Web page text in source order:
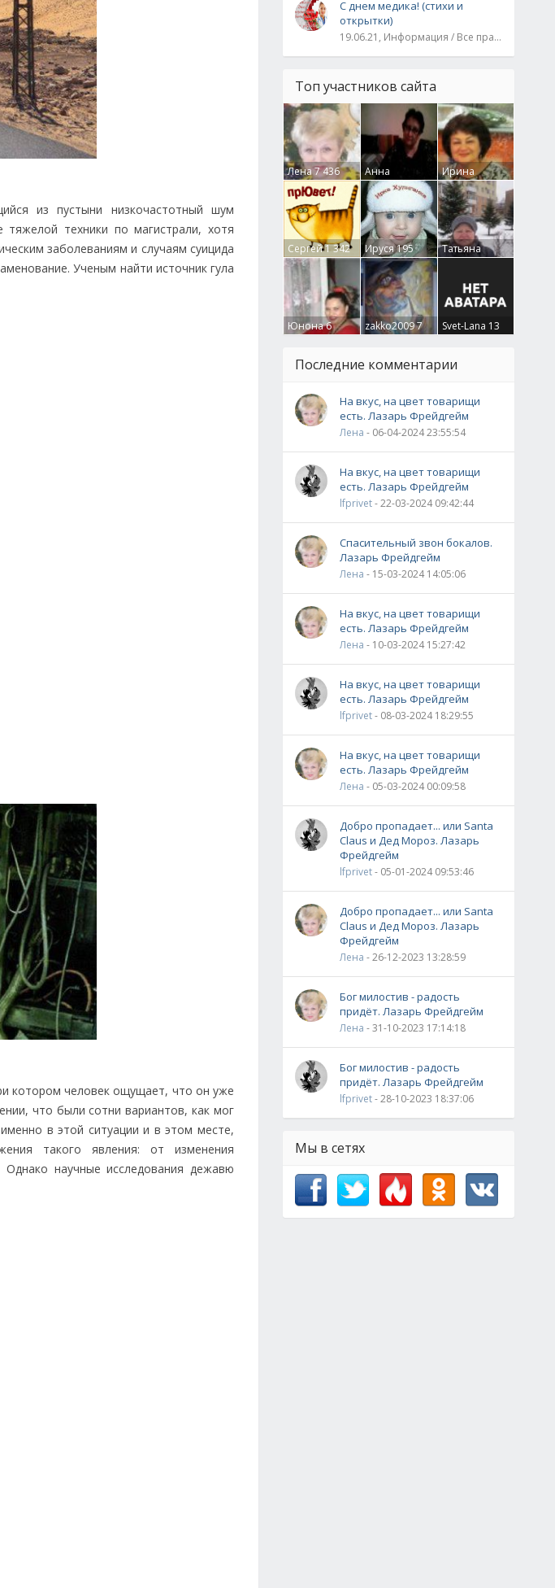
из пустыни низкочастотный шум
техники по магистрали, хотя
заболеваниям и случаям суицида
Ученым найти источник гула
котором человек ощущает, что он уже
что были сотни вариантов, как мог
в этой ситуации и в этом месте,
такого явления: от изменения
научные исследования дежавю
С днем медика! (стихи и
открытки)
19.06.21, Информация / Все праздники
Топ участников сайта
Лена7 436
Анна
Гумлевая0
Ирина
Бруцкая41
Сергей1 342 Ируся195
Татьяна
Крючкова0
Юнона6 zakko20097 Svet-Lana 13
Последние комментарии
На вкус, на цвет товарищи
есть. Лазарь Фрейдгейм
Лена - 06-04-2024 23:55:54
На вкус, на цвет товарищи
есть. Лазарь Фрейдгейм
lfprivet- 22-03-2024 09:42:44
Спасительный звон бокалов.
Лазарь Фрейдгейм
Лена - 15-03-2024 14:05:06
На вкус, на цвет товарищи
есть. Лазарь Фрейдгейм
Лена - 10-03-2024 15:27:42
На вкус, на цвет товарищи
есть. Лазарь Фрейдгейм
lfprivet- 08-03-2024 18:29:55
На вкус, на цвет товарищи
есть. Лазарь Фрейдгейм
Лена - 05-03-2024 00:09:58
Добро пропадает... или Santa
Claus и Дед Мороз. Лазарь
Фрейдгейм
lfprivet- 05-01-2024 09:53:46
Добро пропадает... или Santa
Claus и Дед Мороз. Лазарь
Фрейдгейм
Лена - 26-12-2023 13:28:59
Бог милостив - радость
придёт. Лазарь Фрейдгейм
Лена - 31-10-2023 17:14:18
Бог милостив - радость
придёт. Лазарь Фрейдгейм
lfprivet- 28-10-2023 18:37:06
Мы в сетях